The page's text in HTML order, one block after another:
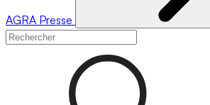
AGRA Presse